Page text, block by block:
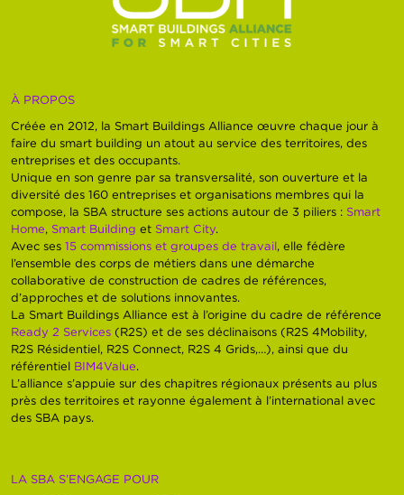
À PROPOS
Créée en 2012, la Smart Buildings Alliance œuvre chaque jour à
faire du smart building un atout au service des territoires, des
entreprises et des occupants.
Unique en son genre par sa transversalité, son ouverture et la
diversité des 160 entreprises et organisations membres qui la
compose, la SBA structure ses actions autour de 3 piliers : Smart
Home, Smart Building et Smart City.
Avec ses15 commissions et groupes de travail, elle fédère
l’ensemble des corps de métiers dans une démarche
collaborative de construction de cadres de références,
d’approches et de solutions innovantes.
La Smart Buildings Alliance est à l’origine du cadre de référence
Ready 2 Services (R2S) et de ses déclinaisons (R2S 4Mobility,
R2S Résidentiel, R2S Connect, R2S 4 Grids,…), ainsi que du
référentiel BIM4Value.
L’alliance s’appuie sur des chapitres régionaux présents au plus
près des territoires et rayonne également à l’international avec
des SBA pays.
LA SBA S’ENGAGE POUR